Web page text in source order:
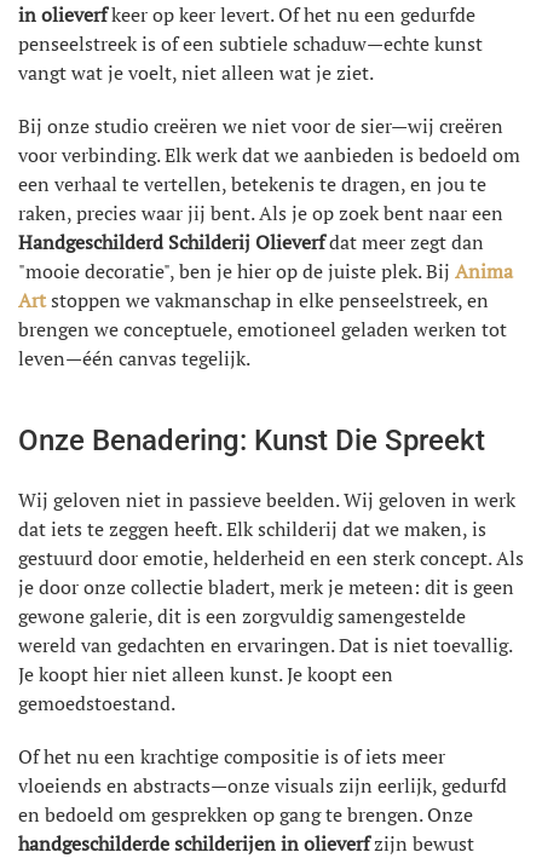
in olieverfkeer op keer levert. Of het nu een gedurfde
penseelstreek is of een subtiele schaduw—echte kunst
vangt wat je voelt, niet alleen wat je ziet.
Bij onze studio creëren we niet voor de sier—wij creëren
voor verbinding. Elk werk dat we aanbieden is bedoeld om
een verhaal te vertellen, betekenis te dragen, en jou te
raken, precies waar jij bent. Als je op zoek bent naar een
Handgeschilderd Schilderij Olieverfdat meer zegt dan
"mooie decoratie", ben je hier op de juiste plek. Bij Anima
Artstoppen we vakmanschap in elke penseelstreek, en
brengen we conceptuele, emotioneel geladen werken tot
leven—één canvas tegelijk.
Onze Benadering: Kunst Die Spreekt
Wij geloven niet in passieve beelden. Wij geloven in werk
dat iets te zeggen heeft. Elk schilderij dat we maken, is
gestuurd door emotie, helderheid en een sterk concept. Als
je door onze collectie bladert, merk je meteen: dit is geen
gewone galerie, dit is een zorgvuldig samengestelde
wereld van gedachten en ervaringen. Dat is niet toevallig.
Je koopt hier niet alleen kunst. Je koopt een
gemoedstoestand.
Of het nu een krachtige compositie is of iets meer
vloeiends en abstracts—onze visuals zijn eerlijk, gedurfd
en bedoeld om gesprekken op gang te brengen. Onze
handgeschilderde schilderijen in olieverfzijn bewust